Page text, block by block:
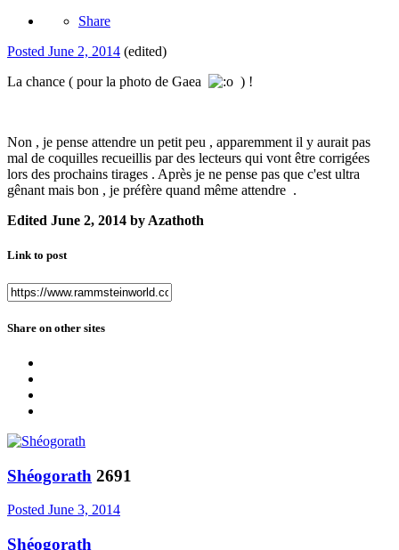
Share
Posted June 2, 2014 (edited)
La chance ( pour la photo de Gaea
) !
Non , je pense attendre un petit peu , apparemment il y aurait pas
mal de coquilles recueillis par des lecteurs qui vont être corrigées
lors des prochains tirages . Après je ne pense pas que c'est ultra
gênant mais bon , je préfère quand même attendre .
Edited June 2, 2014 by Azathoth
Link to post
Share on other sites
Shéogorath 2691
Posted June 3, 2014
Shéogorath